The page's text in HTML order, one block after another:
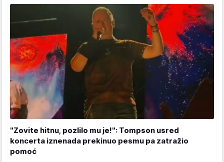
"Zovite hitnu, pozlilo mu je!": Tompson usred
koncerta iznenada prekinuo pesmu pa zatražio
pomoć